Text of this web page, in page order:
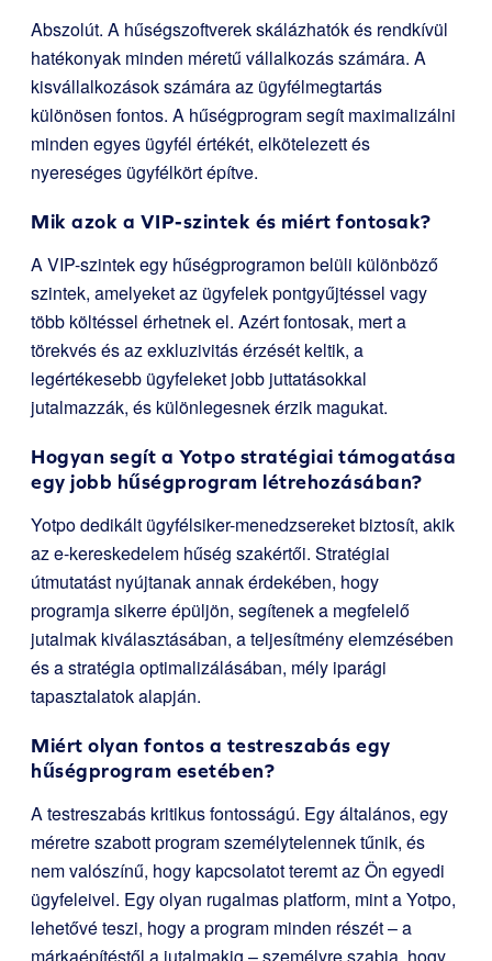
Abszolút. A hűségszoftverek skálázhatók és rendkívül
hatékonyak minden méretű vállalkozás számára. A
kisvállalkozások számára az ügyfélmegtartás
különösen fontos. A hűségprogram segít maximalizálni
minden egyes ügyfél értékét, elkötelezett és
nyereséges ügyfélkört építve.
Mik azok a VIP-szintek és miért fontosak?
A VIP-szintek egy hűségprogramon belüli különböző
szintek, amelyeket az ügyfelek pontgyűjtéssel vagy
több költéssel érhetnek el. Azért fontosak, mert a
törekvés és az exkluzivitás érzését keltik, a
legértékesebb ügyfeleket jobb juttatásokkal
jutalmazzák, és különlegesnek érzik magukat.
Hogyan segít a Yotpo stratégiai támogatása
egy jobb hűségprogram létrehozásában?
Yotpo dedikált ügyfélsiker-menedzsereket biztosít, akik
az e-kereskedelem hűség szakértői. Stratégiai
útmutatást nyújtanak annak érdekében, hogy
programja sikerre épüljön, segítenek a megfelelő
jutalmak kiválasztásában, a teljesítmény elemzésében
és a stratégia optimalizálásában, mély iparági
tapasztalatok alapján.
Miért olyan fontos a testreszabás egy
hűségprogram esetében?
A testreszabás kritikus fontosságú. Egy általános, egy
méretre szabott program személytelennek tűnik, és
nem valószínű, hogy kapcsolatot teremt az Ön egyedi
ügyfeleivel. Egy olyan rugalmas platform, mint a Yotpo,
lehetővé teszi, hogy a program minden részét – a